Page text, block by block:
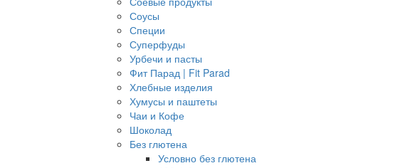
Соусы
Специи
Суперфуды
Урбечи и пасты
Фит Парад | Fit Parad
Хлебные изделия
Хумусы и паштеты
Чаи и Кофе
Шоколад
Без глютена
Условно без глютена